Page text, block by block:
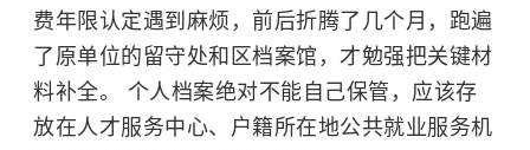
费年限认定遇到麻烦，前后折腾了几个月，跑遍
了原单位的留守处和区档案馆，才勉强把关键材
料补全。 个人档案绝对不能自己保管，应该存
放在人才服务中心、户籍所在地公共就业服务机